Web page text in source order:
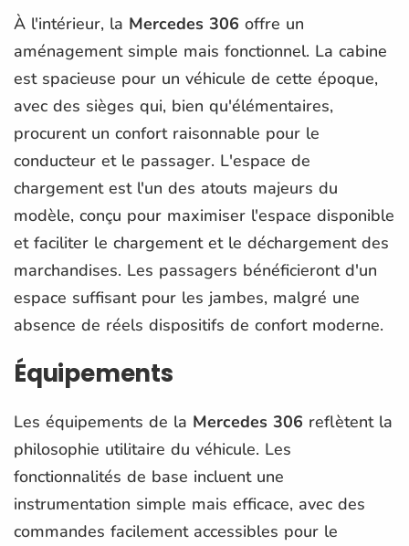
À l'intérieur, la Mercedes 306 offre un
aménagement simple mais fonctionnel. La cabine
est spacieuse pour un véhicule de cette époque,
avec des sièges qui, bien qu'élémentaires,
procurent un confort raisonnable pour le
conducteur et le passager. L'espace de
chargement est l'un des atouts majeurs du
modèle, conçu pour maximiser l'espace disponible
et faciliter le chargement et le déchargement des
marchandises. Les passagers bénéficieront d'un
espace suffisant pour les jambes, malgré une
absence de réels dispositifs de confort moderne.
Équipements
Les équipements de la Mercedes 306 reflètent la
philosophie utilitaire du véhicule. Les
fonctionnalités de base incluent une
instrumentation simple mais efficace, avec des
commandes facilement accessibles pour le